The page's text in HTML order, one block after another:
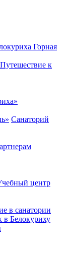
Горная
к
Санаторий
центр
в санатории
в Белокуриху